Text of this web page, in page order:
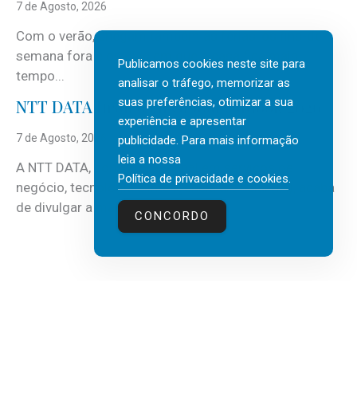
7 de Agosto, 2026
Com o verão, chegam também as férias, os fins-de-
semana fora e os dias em que a casa fica mais
tempo...
NTT DATA Insurtech Global Outlook 2026
7 de Agosto, 2026
A NTT DATA, consultora global em serviços de
negócio, tecnologia e inteligência artificial (IA), acaba
de divulgar a mais recente...
Publicamos cookies neste site para
analisar o tráfego, memorizar as
suas preferências, otimizar a sua
experiência e apresentar
publicidade. Para mais informação
leia a nossa
Política de privacidade e cookies.
CONCORDO